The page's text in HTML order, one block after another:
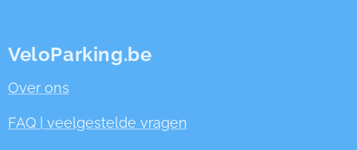
VeloParking.be
Over ons
FAQ | veelgestelde vragen